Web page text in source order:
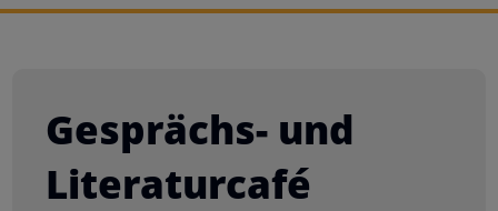
Gesprächs- und
Literaturcafé